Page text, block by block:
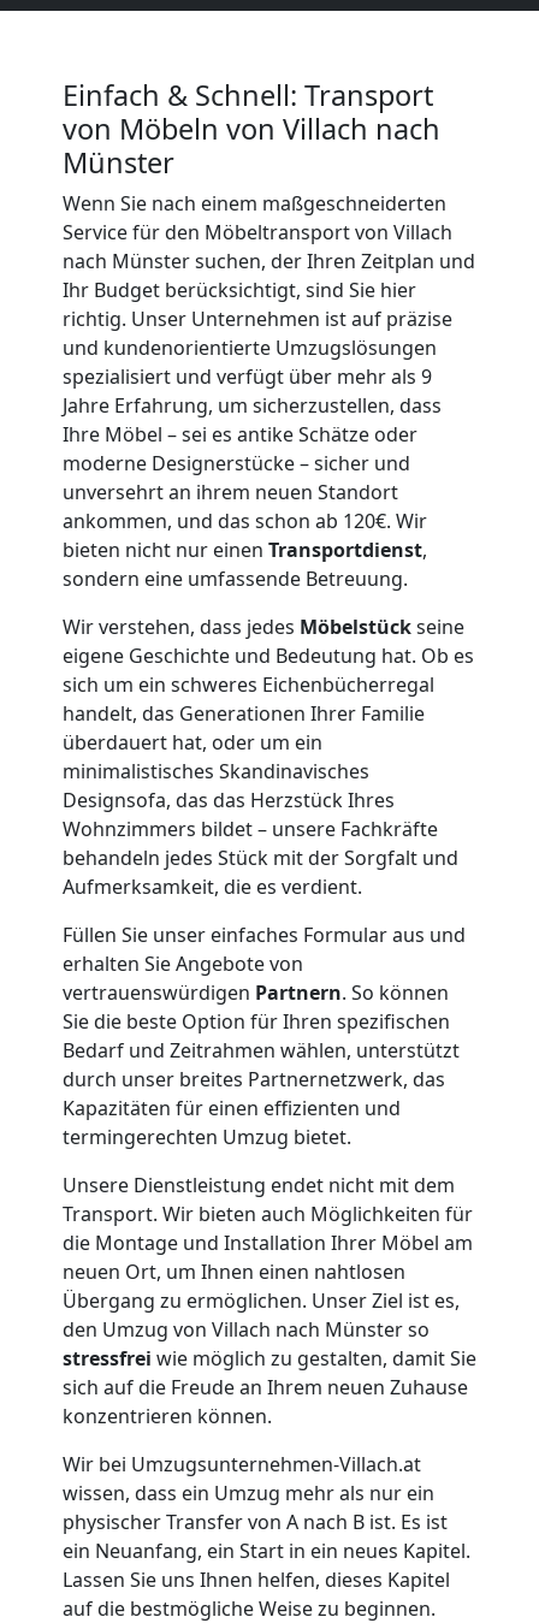
Einfach & Schnell: Transport
von Möbeln von Villach nach
Münster
Wenn Sie nach einem maßgeschneiderten
Service für den Möbeltransport von Villach
nach Münster suchen, der Ihren Zeitplan und
Ihr Budget berücksichtigt, sind Sie hier
richtig. Unser Unternehmen ist auf präzise
und kundenorientierte Umzugslösungen
spezialisiert und verfügt über mehr als 9
Jahre Erfahrung, um sicherzustellen, dass
Ihre Möbel – sei es antike Schätze oder
moderne Designerstücke – sicher und
unversehrt an ihrem neuen Standort
ankommen, und das schon ab 120€. Wir
bieten nicht nur einen Transportdienst,
sondern eine umfassende Betreuung.
Wir verstehen, dass jedes Möbelstückseine
eigene Geschichte und Bedeutung hat. Ob es
sich um ein schweres Eichenbücherregal
handelt, das Generationen Ihrer Familie
überdauert hat, oder um ein
minimalistisches Skandinavisches
Designsofa, das das Herzstück Ihres
Wohnzimmers bildet – unsere Fachkräfte
behandeln jedes Stück mit der Sorgfalt und
Aufmerksamkeit, die es verdient.
Füllen Sie unser einfaches Formular aus und
erhalten Sie Angebote von
vertrauenswürdigen Partnern. So können
Sie die beste Option für Ihren spezifischen
Bedarf und Zeitrahmen wählen, unterstützt
durch unser breites Partnernetzwerk, das
Kapazitäten für einen effizienten und
termingerechten Umzug bietet.
Unsere Dienstleistung endet nicht mit dem
Transport. Wir bieten auch Möglichkeiten für
die Montage und Installation Ihrer Möbel am
neuen Ort, um Ihnen einen nahtlosen
Übergang zu ermöglichen. Unser Ziel ist es,
den Umzug von Villach nach Münster so
stressfrei wie möglich zu gestalten, damit Sie
sich auf die Freude an Ihrem neuen Zuhause
konzentrieren können.
Wir bei Umzugsunternehmen-Villach.at
wissen, dass ein Umzug mehr als nur ein
physischer Transfer von A nach B ist. Es ist
ein Neuanfang, ein Start in ein neues Kapitel.
Lassen Sie uns Ihnen helfen, dieses Kapitel
auf die bestmögliche Weise zu beginnen.
Kunsttransport
Villach
Umzug
Villach
Mann
LKW
Möbellift
Villach
Übersiedlung
Villach
Klaviertransport
Villach
Privatumzug
Villach
Tresortransport
Villach
Umzug
für